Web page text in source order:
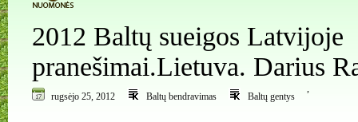
2012 Baltų sueigos Latvijoje
pranešimai.Lietuva. Darius
rugsėjo 25, 2012 Baltų bendravimas
,
Baltų gentys